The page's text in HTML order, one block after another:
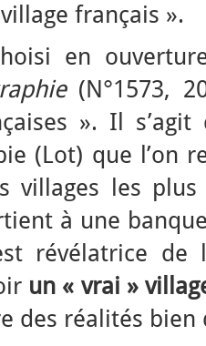
français ».
en
(N°1573,
». Il s’agit
(Lot) que l’on
villages les
à une
révélatrice de
un « vrai »
des réalités